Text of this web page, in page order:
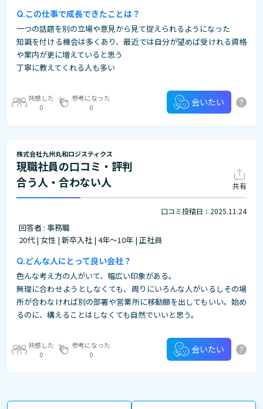
この仕事で成長できたことは？
一つの話題を別の立場や意見から見て捉えられるようになった
知識を付ける機会は多くあり、最近では自分が望めば受けれる資格
や案内が更に増えていると思う
丁寧に教えてくれる人も多い
共感した
0
参考になった
0
会いたい ?
株式会社九州丸和ロジスティクス
現職社員の口コミ・評判
合う人・合わない人
共有
口コミ投稿日：2025.11.24
回答者 : 事務職
20代 | 女性 | 新卒入社 | 4年～10年 | 正社員
どんな人にとって良い会社？
色んな考え方の人がいて、幅広い印象がある。
無理に合わせようとしなくても、周りにいろんな人がいるしその場
所が合わなければ別の部署や営業所に移動願を出してもいい。始め
るのに、構えることはしなくても自然でいいと思う。
共感した
0
参考になった
0
会いたい ?